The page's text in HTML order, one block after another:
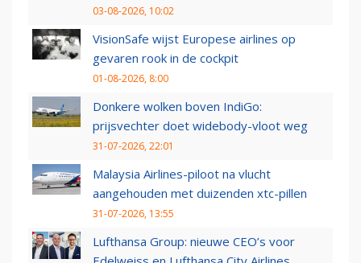
03-08-2026, 10:02
VisionSafe wijst Europese airlines op
gevaren rook in de cockpit
01-08-2026, 8:00
Donkere wolken boven IndiGo:
prijsvechter doet widebody-vloot weg
31-07-2026, 22:01
Malaysia Airlines-piloot na vlucht
aangehouden met duizenden xtc-pillen
31-07-2026, 13:55
Lufthansa Group: nieuwe CEO’s voor